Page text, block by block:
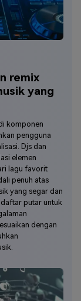
remix
yang
komponen
pengguna
Djs dan
elemen
lagu favorit
penuh atas
yang segar dan
putar untuk
dengan